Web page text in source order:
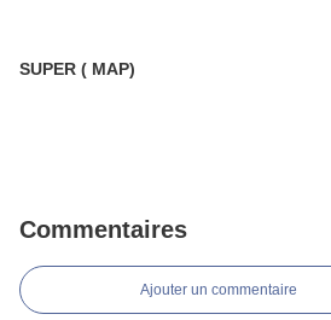
SUPER ( MAP)
Commentaires
Ajouter un commentaire